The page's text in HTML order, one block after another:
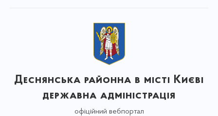
Деснянська районна в місті Києві
державна адміністрація
офіційний вебпортал